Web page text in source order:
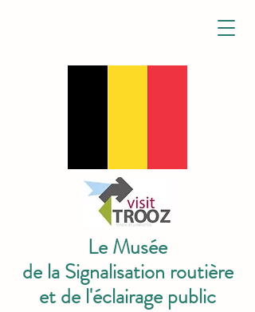
Le Musée
de la Signalisation routière
et de l'éclairage public